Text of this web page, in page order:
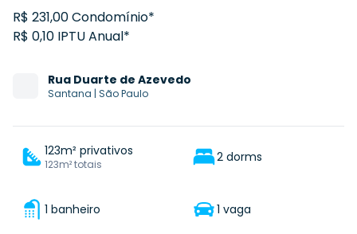
R$ 231,00 Condomínio*
R$ 0,10 IPTU Anual*
Rua Duarte de Azevedo
Santana | São Paulo
123m² privativos
123m² totais 2 dorms
1 banheiro 1 vaga